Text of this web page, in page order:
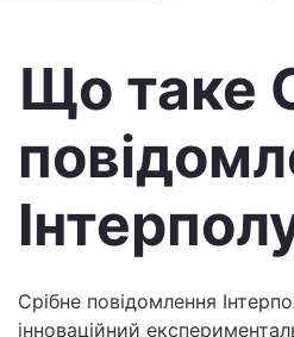
Що таке
Срібне повідомлення
інноваційний